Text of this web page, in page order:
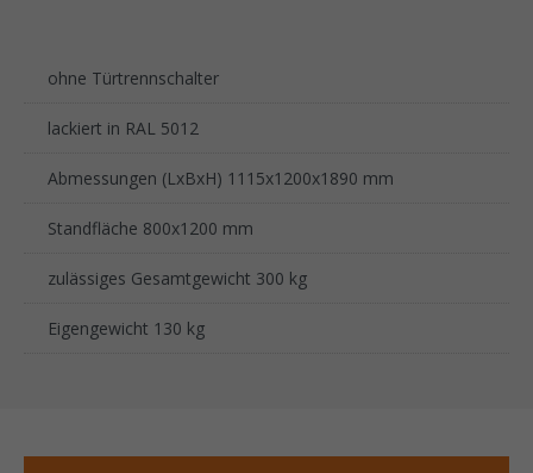
ohne Türtrennschalter
lackiert in RAL 5012
Abmessungen (LxBxH) 1115x1200x1890 mm
Standfläche 800x1200 mm
zulässiges Gesamtgewicht 300 kg
Eigengewicht 130 kg